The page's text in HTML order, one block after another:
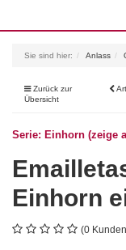
Sie sind hier: Anlass
Zurück zur
Übersicht
Serie: Einhorn (zeige
Einhorn
(0